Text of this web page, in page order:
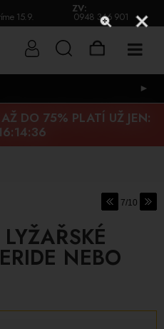
15.9.
ZV:
0948 346 901
►
DO 75% PLATÍ UŽ JEN:
7/10
NEBO